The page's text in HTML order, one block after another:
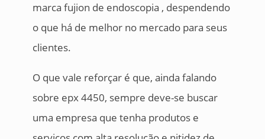
marca fujion de endoscopia , despendendo
o que há de melhor no mercado para seus
clientes.
O que vale reforçar é que, ainda falando
sobre epx 4450, sempre deve-se buscar
uma empresa que tenha produtos e